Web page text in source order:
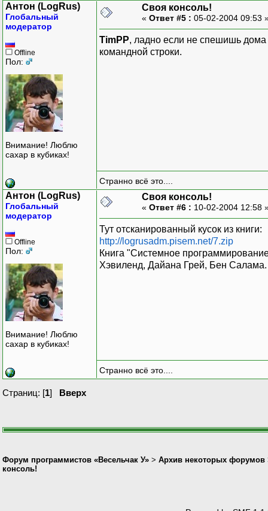
Антон (LogRus)
Глобальный
модератор
Offline
Пол:
Внимание! Люблю
сахар в кубиках!
Своя консоль!
« Ответ #5 : 05-02-2004 09:53
TimPP, ладно если не спешишь дома
командной строки.
Странно всё это....
Антон (LogRus)
Глобальный
модератор
Offline
Пол:
Внимание! Люблю
сахар в кубиках!
Своя консоль!
« Ответ #6 : 10-02-2004 12:58
Тут отсканированный кусок из книги:
http://logrusadm.pisem.net/7.zip
Книга "Системное
Хэвиленд, Дайана Грей, Бен Салама.
Странно всё это....
Страниц: [1] Вверх
Форум программистов «Весельчак У» > Архив некоторых форумов
консоль!